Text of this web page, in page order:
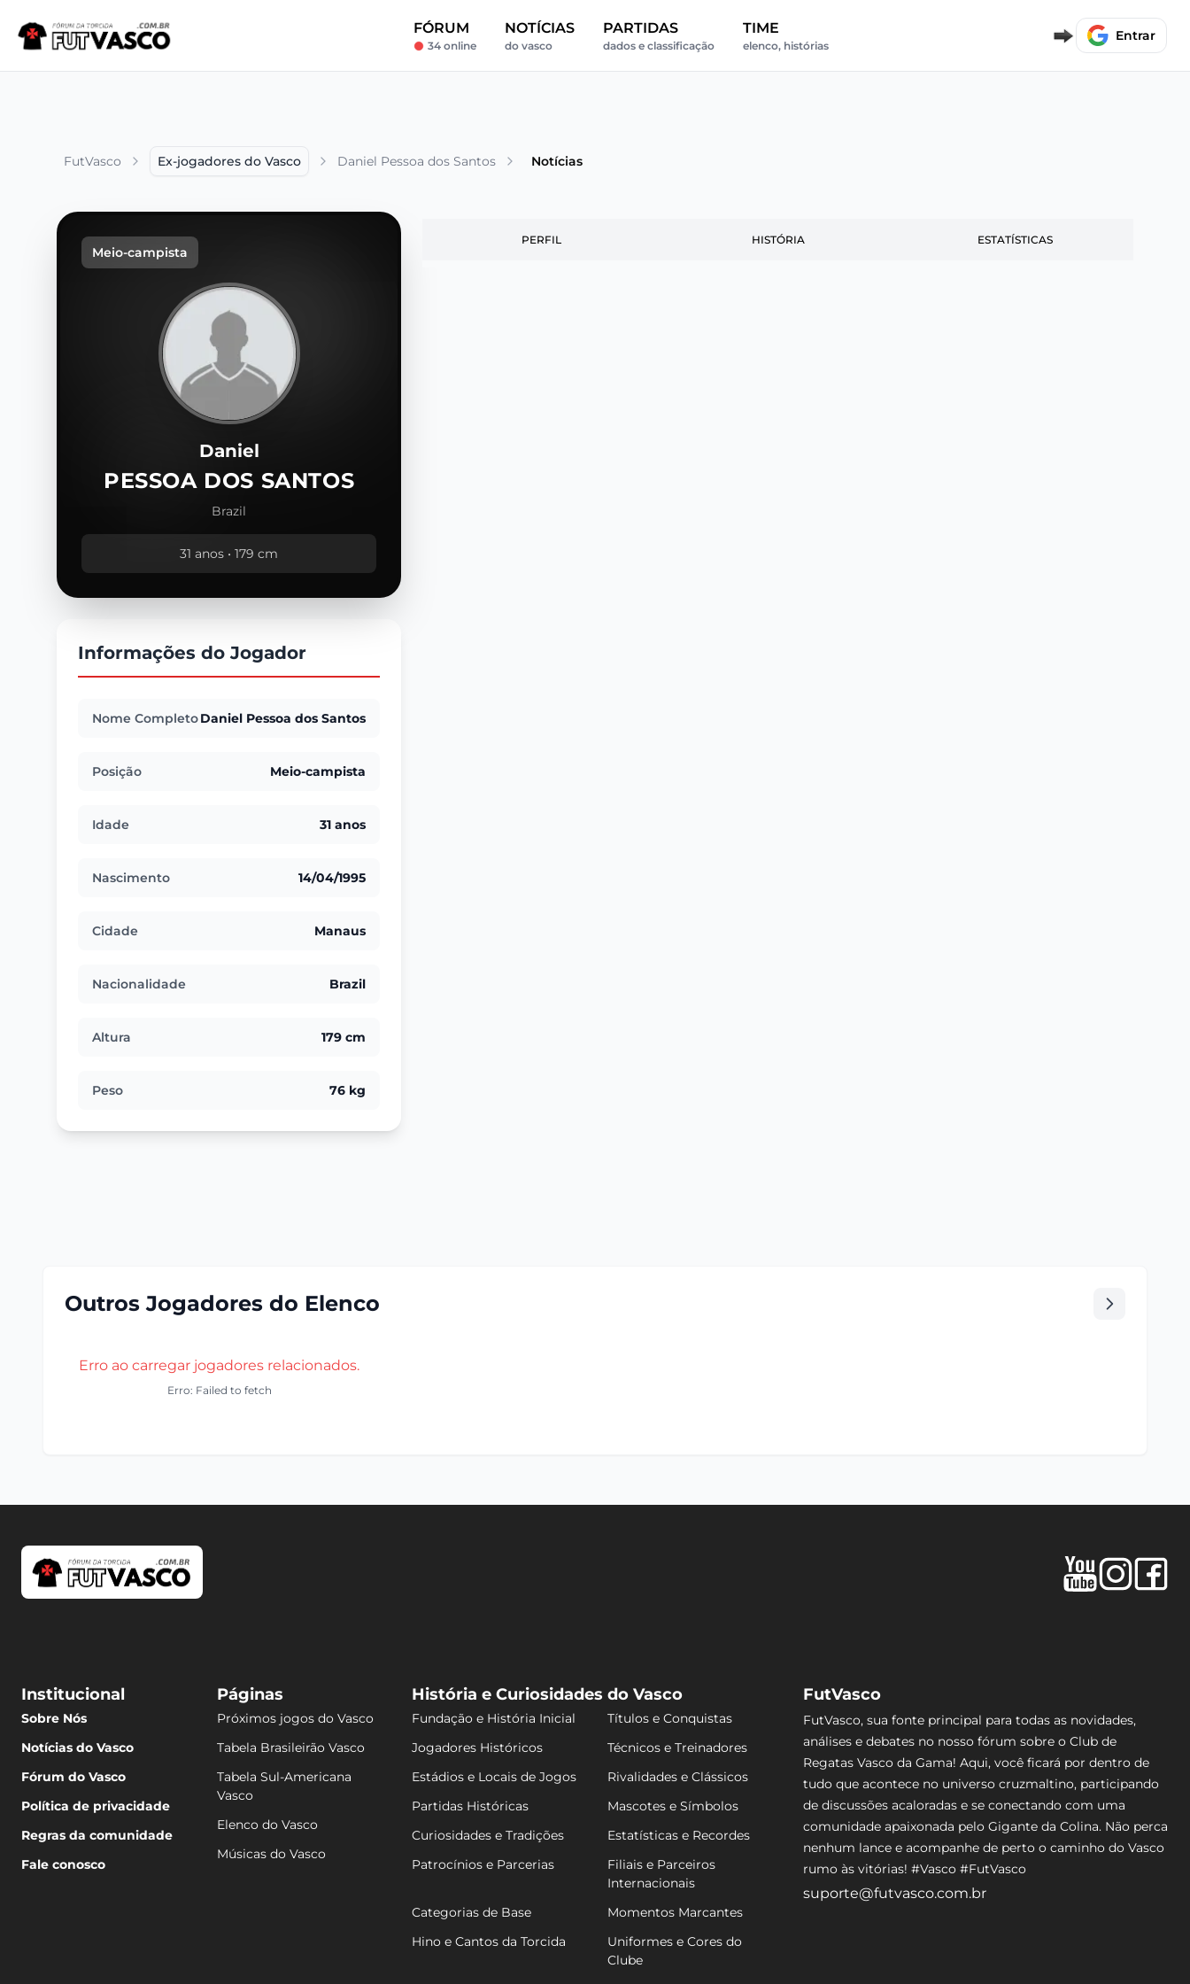
FÓRUM
34 online
NOTÍCIAS
do vasco
PARTIDAS
dados e classificação
TIME
elenco, histórias
Entrar
FutVasco Ex-jogadores do Vasco Daniel Pessoa dos Santos Notícias
Meio-campista
Daniel
PESSOA DOS SANTOS
Brazil
31 anos • 179 cm
Informações do Jogador
Nome CompletoDaniel Pessoa dos Santos
Posição Meio-campista
Idade 31 anos
Nascimento 14/04/1995
Cidade Manaus
Nacionalidade Brazil
Altura 179 cm
Peso 76 kg
PERFIL HISTÓRIA ESTATÍSTICAS
Outros Jogadores do Elenco
Erro ao carregar jogadores relacionados.
Erro: Failed to fetch
Institucional
Sobre Nós
Notícias do Vasco
Fórum do Vasco
Política de privacidade
Regras da comunidade
Fale conosco
Páginas
Próximos jogos do Vasco
Tabela Brasileirão Vasco
Tabela Sul-Americana
Vasco
Elenco do Vasco
Músicas do Vasco
História e Curiosidades do Vasco
Fundação e História Inicial
Títulos e Conquistas
Jogadores Históricos
Técnicos e Treinadores
Estádios e Locais de Jogos
Rivalidades e Clássicos
Partidas Históricas
Mascotes e Símbolos
Curiosidades e Tradições
Estatísticas e Recordes
Patrocínios e Parcerias
Filiais e Parceiros
Internacionais
Categorias de Base
Momentos Marcantes
Hino e Cantos da Torcida
Uniformes e Cores do
Clube
FutVasco
FutVasco, sua fonte principal para todas as novidades,
análises e debates no nosso fórum sobre o Club de
Regatas Vasco da Gama! Aqui, você ficará por dentro de
tudo que acontece no universo cruzmaltino, participando
de discussões acaloradas e se conectando com uma
comunidade apaixonada pelo Gigante da Colina. Não perca
nenhum lance e acompanhe de perto o caminho do Vasco
rumo às vitórias! #Vasco #FutVasco
suporte@futvasco.com.br